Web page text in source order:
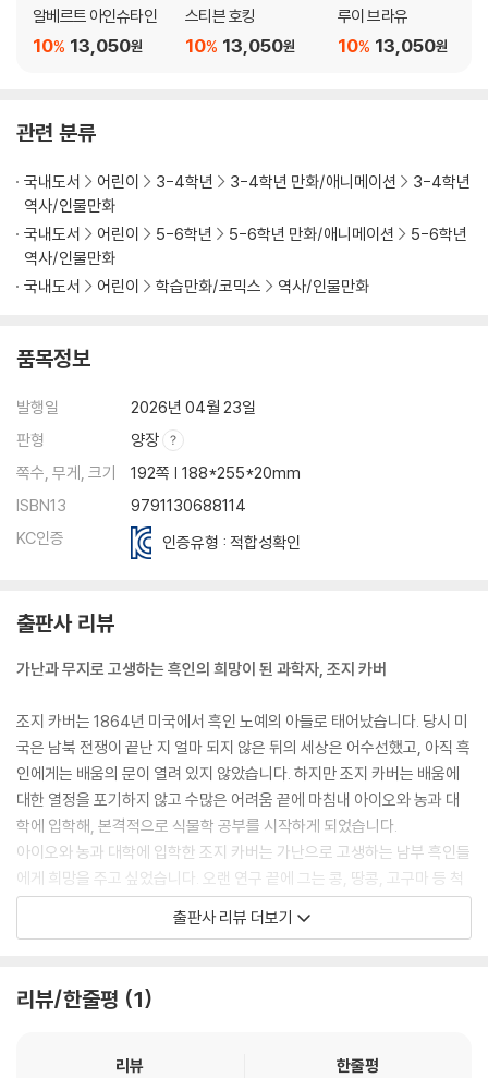
알베르트 아인슈타인
13,050원
10%
스티븐 호킹
13,050원
10%
루이 브라유
13,050원
10%
관련 분류
국내도서 어린이 3-4학년 3-4학년 만화/애니메이션
3-4학년
역사/인물만화
국내도서
어린이 5-6학년 5-6학년 만화/애니메이션
5-6학년
역사/인물만화
국내도서
어린이 학습만화/코믹스 역사/인물만화
품목정보
발행일
2026년 04월 23일
판형
양장
쪽수, 무게, 크기
192쪽 | 188*255*20mm
ISBN13
9791130688114
KC인증
인증유형 : 적합성확인
출판사 리뷰
가난과 무지로 고생하는 흑인의 희망이 된 과학자, 조지 카버
조지 카버는 1864년 미국에서 흑인 노예의 아들로 태어났습니다. 당시 미
국은 남북 전쟁이 끝난 지 얼마 되지 않은 뒤의 세상은 어수선했고, 아직 흑
인에게는 배움의 문이 열려 있지 않았습니다. 하지만 조지 카버는 배움에
대한 열정을 포기하지 않고 수많은 어려움 끝에 마침내 아이오와 농과 대
학에 입학해, 본격적으로 식물학 공부를 시작하게 되었습니다.
아이오와 농과 대학에 입학한 조지 카버는 가난으로 고생하는 남부 흑인들
에게 희망을 주고 싶었습니다. 오랜 연구 끝에 그는 콩, 땅콩, 고구마 등 척
박한 땅에서도 무럭무럭 자랄 수 있는 새로운 작물을 찾아냈습니다. 특히
조지 카버는 땅콩을 연구해 수많은 제품을 만들어 냈고, 그 기술로 인해 남
다.
그는 살아생전 많은 상을 받았습니다. 또 그의 이름을 딴 박물관이 세워지
출판사 리뷰 더보기
리뷰/한줄평 1
리뷰
한줄평